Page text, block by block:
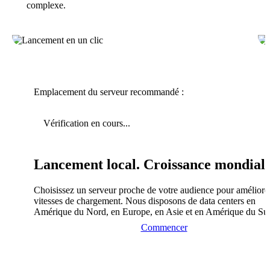
complexe.
Emplacement du serveur recommandé :
Vérification en cours...
Lancement local. Croissance
Choisissez un serveur proche de votre audience pour
vitesses de chargement. Nous disposons de data centers en
Amérique du Nord, en Europe, en Asie et en Amérique du
Commencer